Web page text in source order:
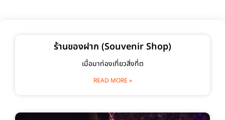
ร้านของฝาก (Souvenir Shop)
เมื่อมาท่องเที่ยวสิ่งที่ต
READ MORE »